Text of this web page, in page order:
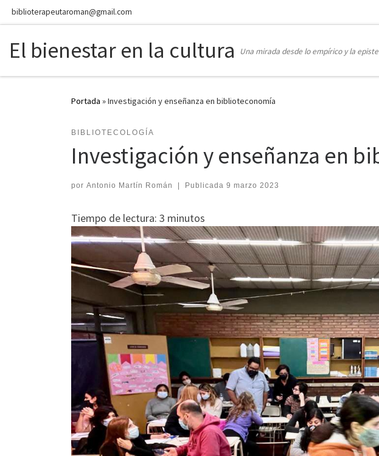
Skip to content
biblioterapeutaroman@gmail.com
El bienestar en la cultura Una mirada desde lo empírico y la
Portada »Investigación y enseñanza en biblioteconomía
BIBLIOTECOLOGÍA
Investigación y enseñanza en
por Antonio Martín Román | Publicada 9 marzo 2023
Tiempo de lectura: 3 minutos